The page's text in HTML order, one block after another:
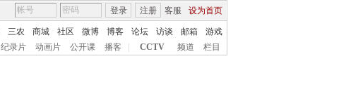
客服 设为首页
登录 注册
三农 商城 社区 微博 博客 论坛 访谈 邮箱
游戏
纪录片 动画片 公开课 播客 CCTV 频道 栏目